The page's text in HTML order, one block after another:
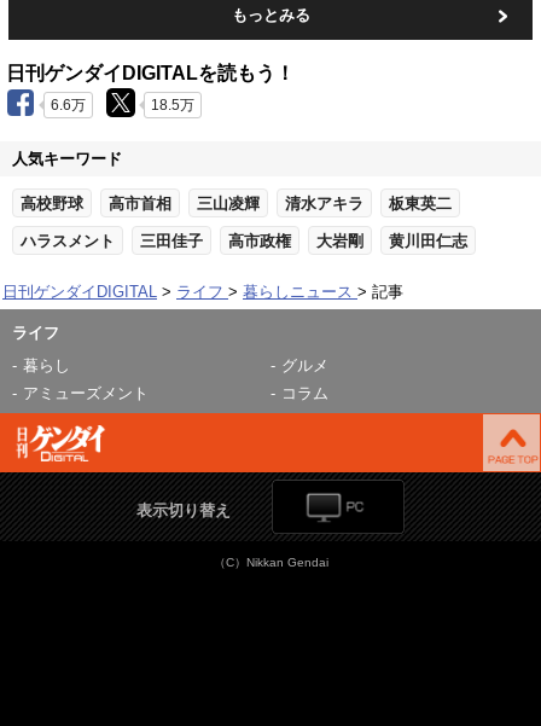
もっとみる
日刊ゲンダイDIGITALを読もう！
6.6万 18.5万
人気キーワード
高校野球 高市首相 三山凌輝 清水アキラ 板東英二
ハラスメント 三田佳子 高市政権 大岩剛 黄川田仁志
日刊ゲンダイDIGITAL ライフ 暮らしニュース 記事
ライフ
暮らし
グルメ
アミューズメント
コラム
表示切り替え
（C）Nikkan Gendai